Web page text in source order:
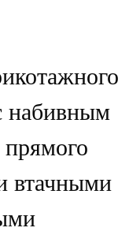
набивным
втачными